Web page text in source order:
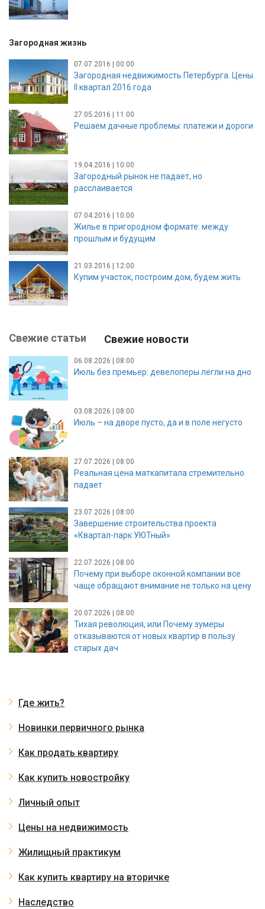
Загородная жизнь
07.07.2016 | 00:00
Загородная недвижимость Петербурга. Цены.
II квартал 2016 года
27.05.2016 | 11:00
Решаем дачные проблемы: платежи и дороги
19.04.2016 | 10:00
Загородный рынок не падает, но
расслаивается
07.04.2016 | 10:00
Жилье в пригородном формате: между
прошлым и будущим
21.03.2016 | 12:00
Купим участок, построим дом, будем жить
Свежие статьи Свежие новости
06.08.2026 | 08:00
Июль без премьер: девелоперы легли на дно
03.08.2026 | 08:00
Июль – на дворе пусто, да и в поле негусто
27.07.2026 | 08:00
Реальная цена маткапитала стремительно
падает
23.07.2026 | 08:00
Завершение строительства проекта
«Квартал-парк УЮТный»
22.07.2026 | 08:00
Почему при выборе оконной компании все
чаще обращают внимание не только на цену
20.07.2026 | 08:00
Тихая революция, или Почему зумеры
отказываются от новых квартир в пользу
старых дач
Где жить?
Новинки первичного рынка
Как продать квартиру
Как купить новостройку
Личный опыт
Цены на недвижимость
Жилищный практикум
Как купить квартиру на вторичке
Наследство